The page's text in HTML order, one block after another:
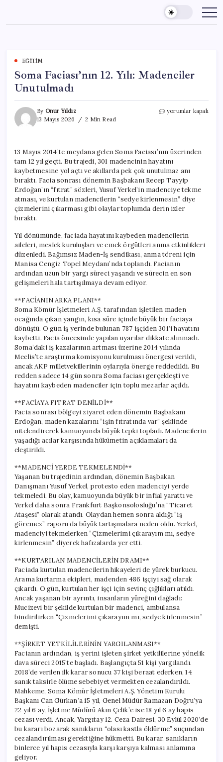
content
EĞITIM
Soma Faciası’nın 12. Yılı: Madenciler
Unutulmadı
By Onur Yıldız
13 Mayıs 2026
2 Min Read
Soma
Unutulmadı
için
yorumlar kapalı
13 Mayıs 2014’te meydana gelen Soma Faciası’nın üzerinden
tam 12 yıl geçti. Bu trajedi, 301 madencinin hayatını
kaybetmesine yol açtı ve akıllarda pek çok unutulmaz anı
bıraktı. Facia sonrası dönemin Başbakanı Recep Tayyip
Erdoğan’ın “fıtrat” sözleri, Yusuf Yerkel’in madenciye tekme
atması, ve kurtulan madencilerin “sedye kirlenmesin” diye
çizmelerini çıkarması gibi olaylar toplumda derin izler
bıraktı.
Yıl dönümünde, faciada hayatını kaybeden madencilerin
aileleri, meslek kuruluşları ve emek örgütleri anma etkinlikleri
düzenledi. Bağımsız Maden-İş sendikası, anma töreni için
Manisa Cengiz Topel Meydanı’nda toplandı. Facianın
ardından uzun bir yargı süreci yaşandı ve sürecin en son
gelişmeleri hala tartışılmaya devam ediyor.
**FACİANIN ARKA PLANI**
Soma Kömür İşletmeleri A.Ş. tarafından işletilen maden
ocağında çıkan yangın, kısa süre içinde büyük bir faciaya
dönüştü. O gün iş yerinde bulunan 787 işçiden 301’i hayatını
kaybetti. Facia öncesinde yapılan uyarılar dikkate alınmadı.
Soma’daki iş kazalarının artması üzerine 2014 yılında
Meclis’te araştırma komisyonu kurulması önergesi verildi,
ancak AKP milletvekillerinin oylarıyla önerge reddedildi. Bu
redden sadece 14 gün sonra Soma faciası gerçekleşti ve
hayatını kaybeden madenciler için toplu mezarlar açıldı.
**FACİAYA FITRAT DENİLDİ**
Facia sonrası bölgeyi ziyaret eden dönemin Başbakanı
Erdoğan, maden kazalarını “işin fıtratında var” şeklinde
nitelendirerek kamuoyunda büyük tepki topladı. Madencilerin
yaşadığı acılar karşısında hükümetin açıklamaları da
eleştirildi.
**MADENCİ YERDE TEKMELENDİ**
Yaşanan bu trajedinin ardından, dönemin Başbakan
Danışmanı Yusuf Yerkel, protesto eden madenciyi yerde
tekmeledi. Bu olay, kamuoyunda büyük bir infial yarattı ve
Yerkel daha sonra Frankfurt Başkonsolosluğu’na “Ticaret
Ataşesi” olarak atandı. Olaydan hemen sonra aldığı “iş
göremez” raporu da büyük tartışmalara neden oldu. Yerkel,
madenciyi tekmelerken “Çizmelerimi çıkarayım mı, sedye
kirlenmesin” diyerek hafızalarda yer etti.
**KURTARILAN MADENCİLERİN DRAMI**
Faciada kurtulan madencilerin hikayeleri de yürek burkucu.
Arama kurtarma ekipleri, madenden 486 işçiyi sağ olarak
çıkardı. O gün, kurtulan her işçi için sevinç çığlıkları atıldı.
Ancak yaşanan bir ayrıntı, insanların yüreğini dağladı:
Mucizevi bir şekilde kurtulan bir madenci, ambulansa
bindirilirken “Çizmelerimi çıkarayım mı, sedye kirlenmesin”
demişti.
**ŞİRKET YETKİLİLERİNİN YARGILANMASI**
Facianın ardından, iş yerini işleten şirket yetkililerine yönelik
dava süreci 2015’te başladı. Başlangıçta 51 kişi yargılandı.
2018’de verilen ilk karar sonucu 37 kişi beraat ederken, 14
sanık taksirle ölüme sebebiyet vermekten cezalandırıldı.
Mahkeme, Soma Kömür İşletmeleri A.Ş. Yönetim Kurulu
Başkanı Can Gürkan’a 15 yıl, Genel Müdür Ramazan Doğru’ya
22 yıl 6 ay, İşletme Müdürü Akın Çelik’e ise 18 yıl 6 ay hapis
cezası verdi. Ancak, Yargıtay 12. Ceza Dairesi, 30 Eylül 2020’de
bu kararı bozarak sanıkların “olası kastla öldürme” suçundan
cezalandırılması gerektiğine hükmetti. Bu karar, sanıkların
binlerce yıl hapis cezasıyla karşı karşıya kalması anlamına
geliyor.